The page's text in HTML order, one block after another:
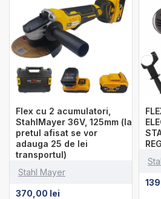
Stahl Mayer
Flex cu 2 acumulatori,
StahlMayer 36V, 125mm (la
pretul afisat se vor
adauga 25 de lei
transportul)
370,00 lei